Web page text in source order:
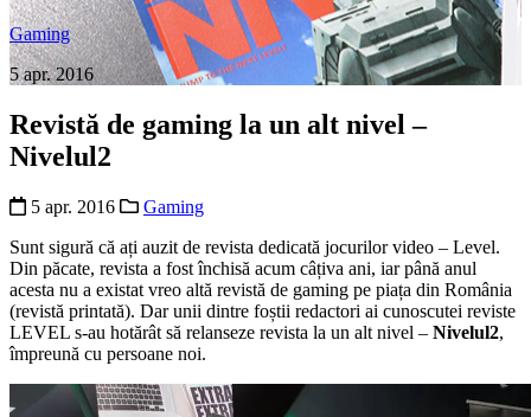
Gaming
5 apr. 2016
Revistă de gaming la un alt nivel –
Nivelul2
5 apr. 2016
Gaming
Sunt sigură că ați auzit de revista dedicată jocurilor video – Level.
Din păcate, revista a fost închisă acum câțiva ani, iar până anul
acesta nu a existat vreo altă revistă de gaming pe piața din România
(revistă printată). Dar unii dintre foștii redactori ai cunoscutei reviste
LEVEL s-au hotărât să relanseze revista la un alt nivel – Nivelul2,
împreună cu persoane noi.